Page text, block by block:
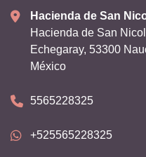
Hacienda de San
Hacienda de San
Echegaray, 53300
México
5565228325
+525565228325